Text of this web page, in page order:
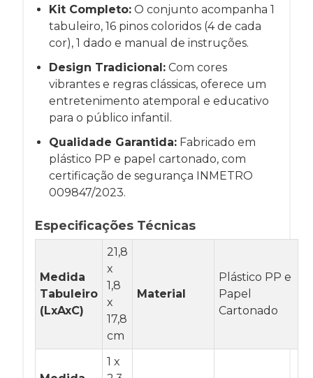
Kit Completo: O conjunto acompanha 1
tabuleiro, 16 pinos coloridos (4 de cada
cor), 1 dado e manual de instruções.
Design Tradicional: Com cores
vibrantes e regras clássicas, oferece um
entretenimento atemporal e educativo
para o público infantil.
Qualidade Garantida: Fabricado em
plástico PP e papel cartonado, com
certificação de segurança INMETRO
009847/2023.
Especificações Técnicas
Medida
Tabuleiro
(LxAxC)
21,8
x
1,8
x
17,8
cm
Material
Plástico PP e
Papel
Cartonado
1 x